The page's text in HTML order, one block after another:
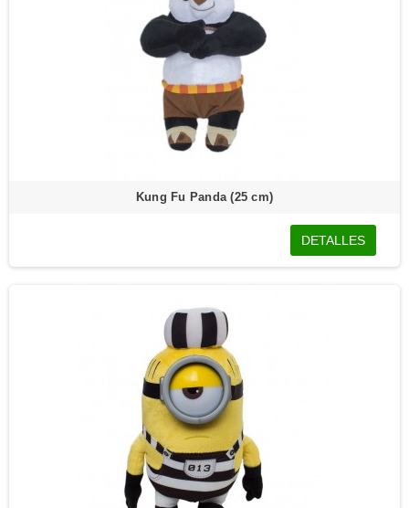
Kung Fu Panda (25 cm)
DETALLES